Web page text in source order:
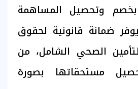
وتحصيل المساهمة
يوفر ضمانة قانونية لحقوق
الصحي الشامل، من
مستحقاتها بصورة